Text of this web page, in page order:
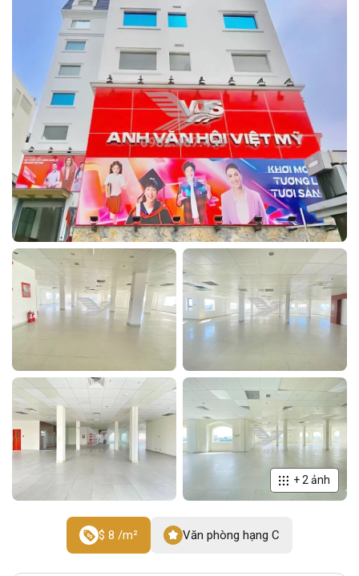
+2 ảnh
$ 8 /m² Văn phòng hạng C